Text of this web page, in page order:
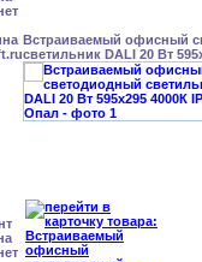
Встраиваемый офисный
светильник DALI 20 Вт